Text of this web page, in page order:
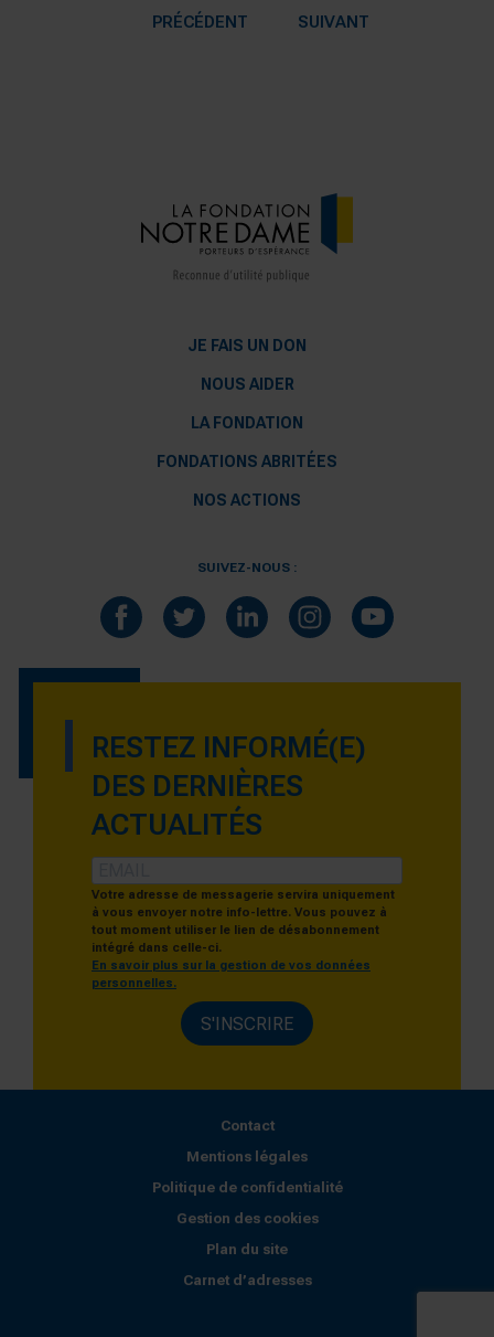
PRÉCÉDENT SUIVANT
JE FAIS UN DON
NOUS AIDER
LA FONDATION
FONDATIONS ABRITÉES
NOS ACTIONS
SUIVEZ-NOUS :
RESTEZ INFORMÉ(E)
DES DERNIÈRES
ACTUALITÉS
Votre adresse de messagerie servira uniquement
à vous envoyer notre info-lettre. Vous pouvez à
tout moment utiliser le lien de désabonnement
intégré dans celle-ci.
En savoir plus sur la gestion de vos données
personnelles.
S'INSCRIRE
Contact
Mentions légales
Politique de confidentialité
Gestion des cookies
Plan du site
Carnet d’adresses